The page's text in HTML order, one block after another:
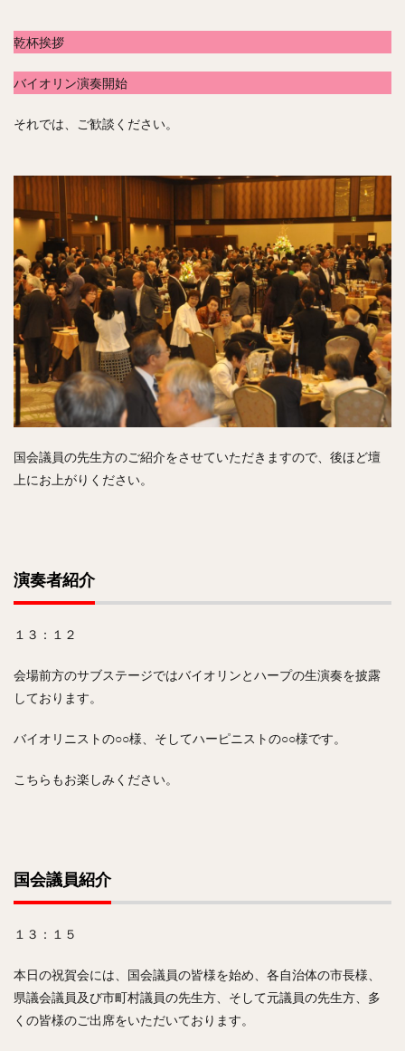
乾杯挨拶
バイオリン演奏開始
それでは、ご歓談ください。
国会議員の先生方のご紹介をさせていただきますので、後ほど壇
上にお上がりください。
演奏者紹介
１３：１２
会場前方のサブステージではバイオリンとハープの生演奏を披露
しております。
バイオリニストの○○様、そしてハーピニストの○○様です。
こちらもお楽しみください。
国会議員紹介
１３：１５
本日の祝賀会には、国会議員の皆様を始め、各自治体の市長様、
県議会議員及び市町村議員の先生方、そして元議員の先生方、多
くの皆様のご出席をいただいております。